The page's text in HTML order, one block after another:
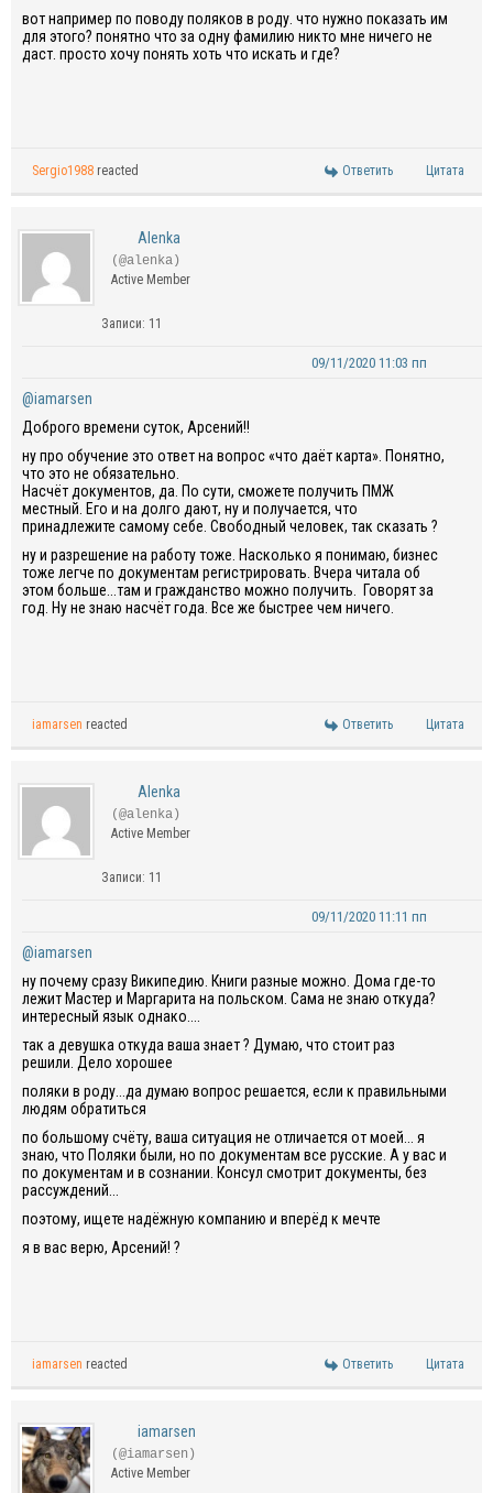
вот например по поводу поляков в роду. что нужно показать им
для этого? понятно что за одну фамилию никто мне ничего не
даст. просто хочу понять хоть что искать и где?
Sergio1988 reacted Ответить Цитата
Alenka
(@alenka)
Active Member
Записи: 11
09/11/2020 11:03 пп
@iamarsen
Доброго времени суток, Арсений!!
ну про обучение это ответ на вопрос «что даёт карта». Понятно,
что это не обязательно.
Насчёт документов, да. По сути, сможете получить ПМЖ
местный. Его и на долго дают, ну и получается, что
принадлежите самому себе. Свободный человек, так сказать ?
ну и разрешение на работу тоже. Насколько я понимаю, бизнес
тоже легче по документам регистрировать. Вчера читала об
этом больше...там и гражданство можно получить. Говорят за
год. Ну не знаю насчёт года. Все же быстрее чем ничего.
iamarsen reacted Ответить Цитата
Alenka
(@alenka)
Active Member
Записи: 11
09/11/2020 11:11 пп
@iamarsen
ну почему сразу Википедию. Книги разные можно. Дома где-то
лежит Мастер и Маргарита на польском. Сама не знаю откуда?
интересный язык однако....
так а девушка откуда ваша знает ? Думаю, что стоит раз
решили. Дело хорошее
поляки в роду...да думаю вопрос решается, если к правильными
людям обратиться
по большому счёту, ваша ситуация не отличается от моей... я
знаю, что Поляки были, но по документам все русские. А у вас и
по документам и в сознании. Консул смотрит документы, без
рассуждений...
поэтому, ищете надёжную компанию и вперёд к мечте
я в вас верю, Арсений! ?
iamarsen reacted Ответить Цитата
iamarsen
(@iamarsen)
Active Member